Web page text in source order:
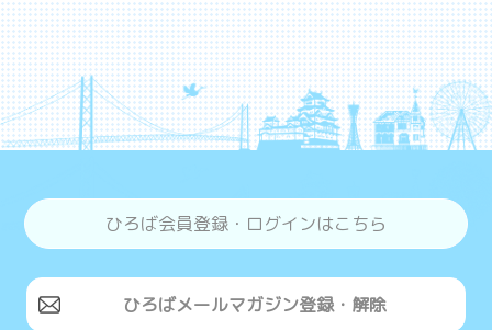
ひろば会員登録・ログインはこちら
ひろばメールマガジン登録・解除